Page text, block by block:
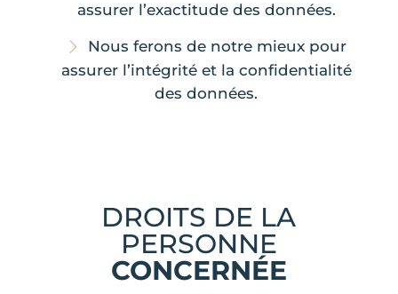
assurer l’exactitude des données.
Nous ferons de notre mieux pour
assurer l’intégrité et la confidentialité
des données.
DROITS DE LA
PERSONNE
CONCERNÉE